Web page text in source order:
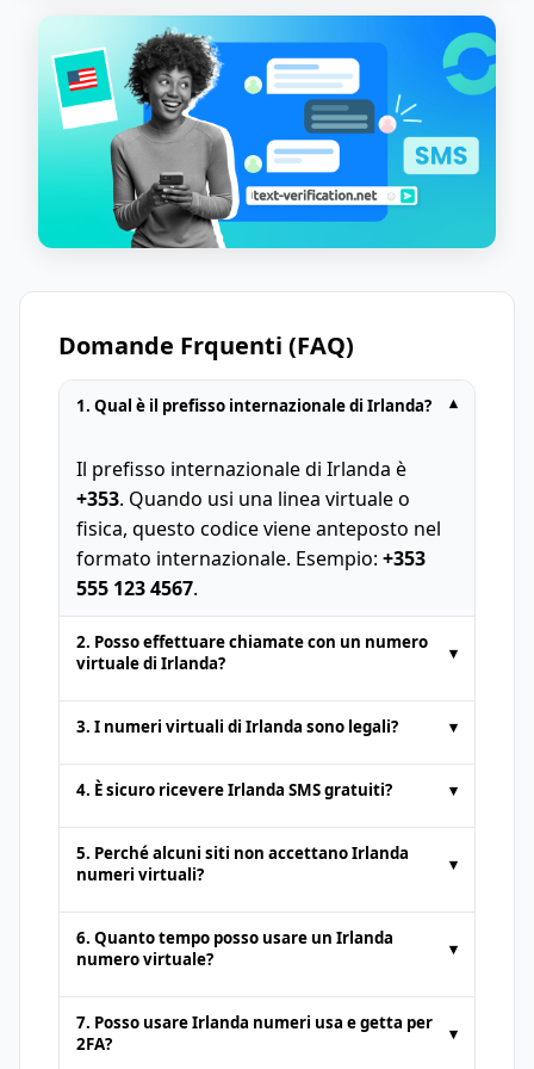
Domande Frquenti (FAQ)
1. Qual è il prefisso internazionale di Irlanda? ▾
Il prefisso internazionale di Irlanda è
+353. Quando usi una linea virtuale o
fisica, questo codice viene anteposto nel
formato internazionale. Esempio: +353
555 123 4567.
2. Posso effettuare chiamate con un numero
virtuale di Irlanda?
▾
I numeri temporanei forniti dalle
piattaforme di SMS online sono in genere
solo per
o l'invio di SMS non sono supportati.
3. I numeri virtuali di Irlanda sono legali? ▾
Sì. I numeri virtuali di Irlanda sono del
tutto legali per attività come
4. È sicuro ricevere Irlanda SMS gratuiti? ▾
È sicuro ottenere SMS gratuiti online
piattaforme affidabili. Tuttavia, poiché i
visualizzati da chiunque, evita di ricevere
informazioni sensibili o private su di essi.
5. Perché alcuni siti non accettano Irlanda
numeri virtuali?
▾
Alcuni siti bloccano i numeri delle
piattaforme diSMS online
fornitore o un servizio premium con
numero dedicato.
6. Quanto tempo posso usare un Irlanda
numero virtuale?
▾
Dipende dalla politica del fornitore. I
numeri usa e getta
sono in genere a
7. Posso usare Irlanda numeri usa e getta per
2FA?
▾